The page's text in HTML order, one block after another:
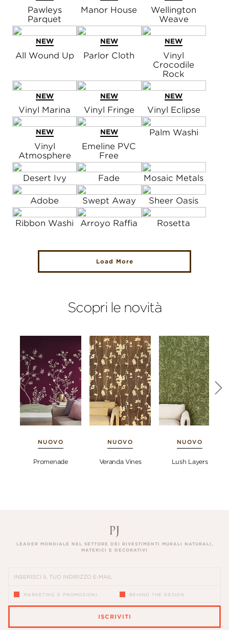
Pawleys
Parquet
Manor House
Wellington
Weave
NEW
All Wound Up
NEW
Parlor Cloth
NEW
Vinyl
Crocodile
Rock
NEW
Vinyl Marina
NEW
Vinyl Fringe
NEW
Vinyl Eclipse
NEW
Vinyl
Atmosphere
NEW
Emeline PVC
Free
Palm Washi
Desert Ivy Fade Mosaic Metals
Adobe Swept Away Sheer Oasis
Ribbon Washi Arroyo Raffia Rosetta
Load More
Scopri le novità
NUOVO
Promenade
NUOVO
Veranda Vines
NUOVO
Lush Layers
LEADER MONDIALE NEL SETTORE DEI RIVESTIMENTI MURALI NATURALI,
MATERICI E DECORATIVI
MARKETING E PROMOZIONI BEHIND THE DESIGN
ISCRIVITI